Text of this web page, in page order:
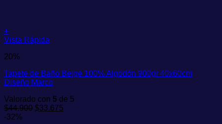
+
Vista Rápida
20%
Tapete de Baño Beige 100% Algodón 900gr 40x60cm
Diseño Marco
Valorado con 5 de 5
$44.900 El
$33.675
-32%